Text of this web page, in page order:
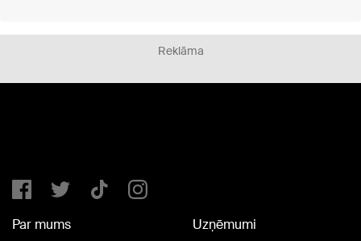
Reklāma
Par mums
Uzņēmumi